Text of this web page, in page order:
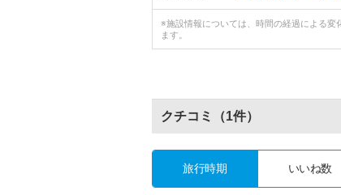
※施設情報については、時間の経過による変
ます。
クチコミ （1件）
旅行時期 いいね数